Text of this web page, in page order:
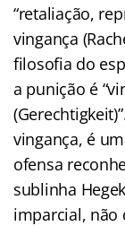
“retaliação,
vingança
filosofia do
a punição é
vingança, é
ofensa
sublinha
imparcial, não